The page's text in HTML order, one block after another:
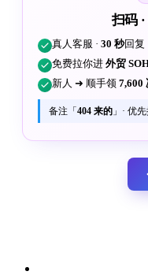
扫码
真人客服 ·30 秒回复
免费拉你进外贸
新人 ➜ 顺手领7,600
备注「404 来的 」· 优